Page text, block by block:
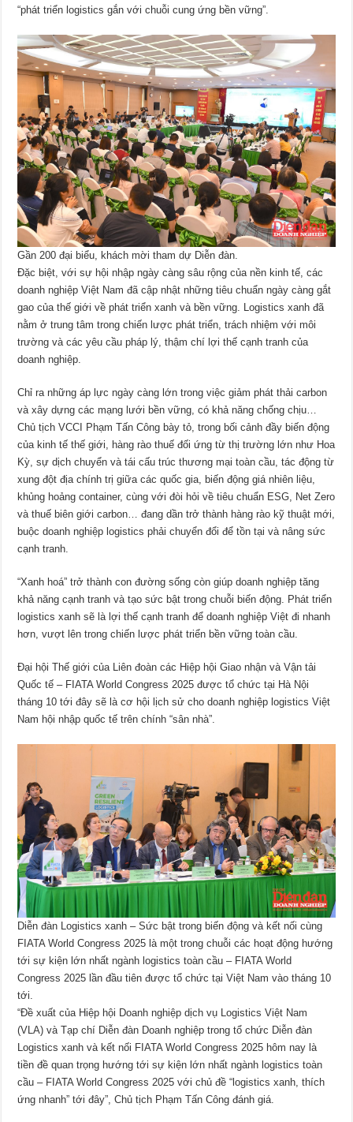
“phát triển logistics gắn với chuỗi cung ứng bền vững”.
Gần 200 đại biểu, khách mời tham dự Diễn đàn.
Đặc biệt, với sự hội nhập ngày càng sâu rộng của nền kinh tế, các
doanh nghiệp Việt Nam đã cập nhật những tiêu chuẩn ngày càng gắt
gao của thế giới về phát triển xanh và bền vững. Logistics xanh đã
nằm ở trung tâm trong chiến lược phát triển, trách nhiệm với môi
trường và các yêu cầu pháp lý, thậm chí lợi thế cạnh tranh của
doanh nghiệp.
Chỉ ra những áp lực ngày càng lớn trong việc giảm phát thải carbon
và xây dựng các mạng lưới bền vững, có khả năng chống chịu…
Chủ tịch VCCI Phạm Tấn Công bày tỏ, trong bối cảnh đầy biến động
của kinh tế thế giới, hàng rào thuế đối ứng từ thị trường lớn như Hoa
Kỳ, sự dịch chuyển và tái cấu trúc thương mại toàn cầu, tác động từ
xung đột địa chính trị giữa các quốc gia, biến động giá nhiên liệu,
khủng hoảng container, cùng với đòi hỏi về tiêu chuẩn ESG, Net Zero
và thuế biên giới carbon… đang dần trở thành hàng rào kỹ thuật mới,
buộc doanh nghiệp logistics phải chuyển đổi để tồn tại và nâng sức
cạnh tranh.
“Xanh hoá” trở thành con đường sống còn giúp doanh nghiệp tăng
khả năng cạnh tranh và tạo sức bật trong chuỗi biến động. Phát triển
logistics xanh sẽ là lợi thế cạnh tranh để doanh nghiệp Việt đi nhanh
hơn, vượt lên trong chiến lược phát triển bền vững toàn cầu.
Đại hội Thế giới của Liên đoàn các Hiệp hội Giao nhận và Vận tải
Quốc tế – FIATA World Congress 2025 được tổ chức tại Hà Nội
tháng 10 tới đây sẽ là cơ hội lịch sử cho doanh nghiệp logistics Việt
Nam hội nhập quốc tế trên chính “sân nhà”.
Diễn đàn Logistics xanh – Sức bật trong biến động và kết nối cùng
FIATA World Congress 2025 là một trong chuỗi các hoạt động hướng
tới sự kiện lớn nhất ngành logistics toàn cầu – FIATA World
Congress 2025 lần đầu tiên được tổ chức tại Việt Nam vào tháng 10
tới.
“Đề xuất của Hiệp hội Doanh nghiệp dịch vụ Logistics Việt Nam
(VLA) và Tạp chí Diễn đàn Doanh nghiệp trong tổ chức Diễn đàn
Logistics xanh và kết nối FIATA World Congress 2025 hôm nay là
tiền đề quan trọng hướng tới sự kiện lớn nhất ngành logistics toàn
cầu – FIATA World Congress 2025 với chủ đề “logistics xanh, thích
ứng nhanh” tới đây”, Chủ tịch Phạm Tấn Công đánh giá.